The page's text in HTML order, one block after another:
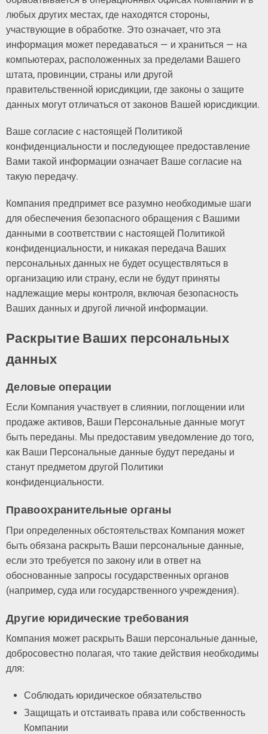
любых других местах, где находятся стороны,
участвующие в обработке. Это означает, что эта
информация может передаваться — и храниться — на
компьютерах, расположенных за пределами Вашего
штата, провинции, страны или другой
правительственной юрисдикции, где законы о защите
данных могут отличаться от законов Вашей юрисдикции.
Ваше согласие с настоящей Политикой
конфиденциальности и последующее предоставление
Вами такой информации означает Ваше согласие на
такую ​​передачу.
Компания предпримет все разумно необходимые шаги
для обеспечения безопасного обращения с Вашими
данными в соответствии с настоящей Политикой
конфиденциальности, и никакая передача Ваших
персональных данных не будет осуществляться в
организацию или страну, если не будут приняты
надлежащие меры контроля, включая безопасность
Ваших данных и другой личной информации.
Раскрытие Ваших персональных
данных
Деловые операции
Если Компания участвует в слиянии, поглощении или
продаже активов, Ваши Персональные данные могут
быть переданы. Мы предоставим уведомление до того,
как Ваши Персональные данные будут переданы и
станут предметом другой Политики
конфиденциальности.
Правоохранительные органы
При определенных обстоятельствах Компания может
быть обязана раскрыть Ваши персональные данные,
если это требуется по закону или в ответ на
обоснованные запросы государственных органов
(например, суда или государственного учреждения).
Другие юридические требования
Компания может раскрыть Ваши персональные данные,
добросовестно полагая, что такие действия необходимы
для:
Соблюдать юридическое обязательство
Защищать и отстаивать права или собственность
Компании